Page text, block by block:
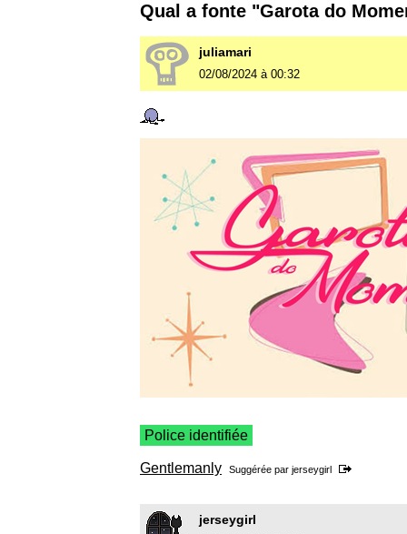
Qual a fonte "Garota do
juliamari
02/08/2024 à 00:32
Police identifiée
Gentlemanly Suggérée par jerseygirl
jerseygirl